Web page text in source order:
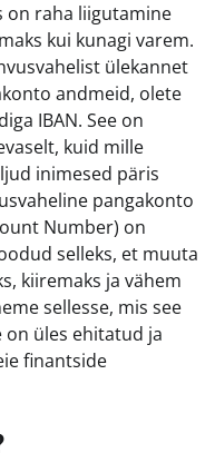
on raha liigutamine
kui kunagi varem.
ülekannet
andmeid, olete
IBAN. See on
kuid mille
inimesed päris
pangakonto
Number) on
selleks, et muuta
kiiremaks ja vähem
sellesse, mis see
on üles ehitatud ja
finantside